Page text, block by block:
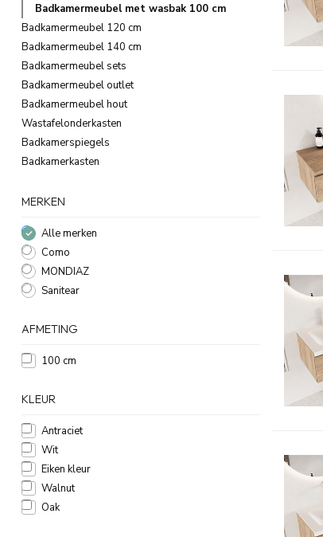
Badkamermeubel met wasbak 100 cm
Badkamermeubel 120 cm
Badkamermeubel 140 cm
Badkamermeubel sets
Badkamermeubel outlet
Badkamermeubel hout
Wastafelonderkasten
Badkamerspiegels
Badkamerkasten
MERKEN
Alle merken
Como
MONDIAZ
Sanitear
AFMETING
100 cm
KLEUR
Antraciet
Wit
Eiken kleur
Walnut
Oak